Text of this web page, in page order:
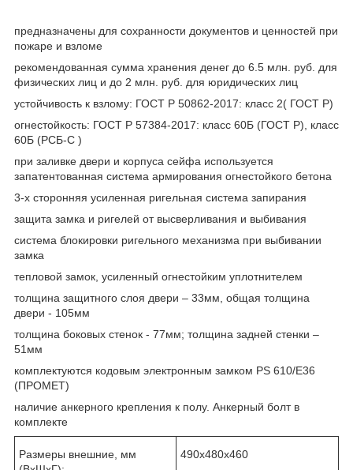
предназначены для сохранности документов и ценностей при
пожаре и взломе
рекомендованная сумма хранения денег до 6.5 млн. руб. для
физических лиц и до 2 млн. руб. для юридических лиц
устойчивость к взлому: ГОСТ Р 50862-2017: класс 2( ГОСТ Р)
огнестойкость: ГОСТ Р 57384-2017: класс 60Б (ГОСТ Р), класс
60Б (РСБ-С )
при заливке двери и корпуса сейфа используется
запатентованная система армирования огнестойкого бетона
3-х сторонняя усиленная ригельная система запирания
защита замка и ригелей от высверливания и выбивания
система блокировки ригельного механизма при выбивании
замка
тепловой замок, усиленный огнестойким уплотнителем
толщина защитного слоя двери – 33мм, общая толщина
двери - 105мм
толщина боковых стенок - 77мм; толщина задней стенки –
51мм
комплектуются кодовым электронным замком PS 610/Е36
(ПРОМЕТ)
наличие анкерного крепления к полу. Анкерный болт в
комплекте
Размеры внешние, мм
490x480x460